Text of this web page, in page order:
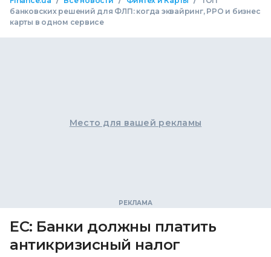
банковских решений для ФЛП: когда эквайринг, РРО и бизнес
карты в одном сервисе
Место для вашей рекламы
ЕС: Банки должны платить
антикризисный налог